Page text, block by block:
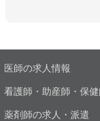
医師の求人情報
看護師・助産師・保健
薬剤師の求人・派遣